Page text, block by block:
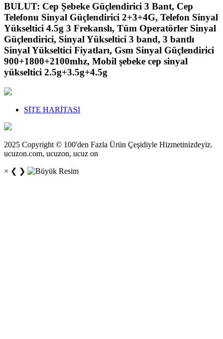
BULUT: Cep Şebeke Güçlendirici 3 Bant, Cep
Telefonu Sinyal Güçlendirici 2+3+4G, Telefon Sinyal
Yükseltici 4.5g 3 Frekanslı, Tüm Operatörler Sinyal
Güçlendirici, Sinyal Yükseltici 3 band, 3 bantlı
Sinyal Yükseltici Fiyatları, Gsm Sinyal Güçlendirici
900+1800+2100mhz, Mobil şebeke cep sinyal
yükseltici 2.5g+3.5g+4.5g
SİTE HARİTASI
2025 Copyright © 100'den Fazla Ürün Çeşidiyle Hizmetinizdeyiz.
ucuzon.com, ucuzon, ucuz on
× ❮ ❯